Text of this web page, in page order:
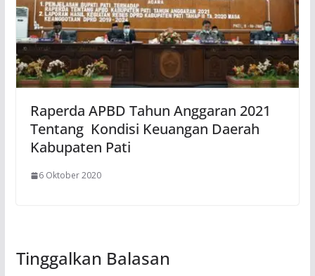
Raperda APBD Tahun Anggaran 2021
Tentang Kondisi Keuangan Daerah
Kabupaten Pati
6 Oktober 2020
Tinggalkan Balasan